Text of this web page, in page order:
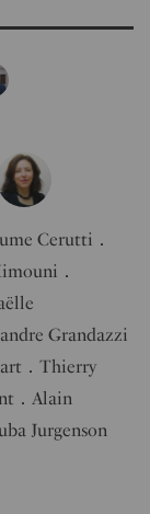
Cerutti
Grandazzi
Thierry
Alain
Jurgenson